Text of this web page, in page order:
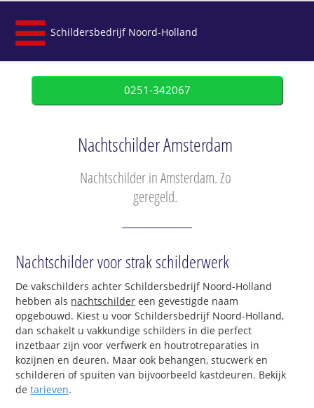
Schildersbedrijf Noord-Holland
0251-342067
Nachtschilder Amsterdam
Nachtschilder in Amsterdam. Zo
geregeld.
Nachtschilder voor strak schilderwerk
De vakschilders achter Schildersbedrijf Noord-Holland
hebben als nachtschilder een gevestigde naam
opgebouwd. Kiest u voor Schildersbedrijf Noord-Holland,
dan schakelt u vakkundige schilders in die perfect
inzetbaar zijn voor verfwerk en houtrotreparaties in
kozijnen en deuren. Maar ook behangen, stucwerk en
schilderen of spuiten van bijvoorbeeld kastdeuren. Bekijk
detarieven.